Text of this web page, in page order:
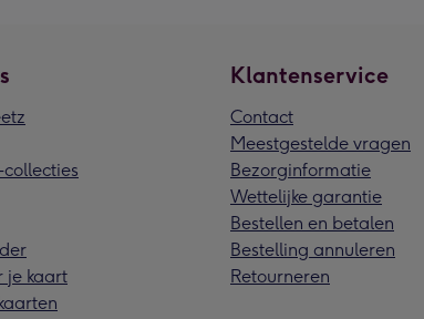
collecties
je kaart
Klantenservice
Contact
Meestgestelde vragen
Bezorginformatie
Wettelijke garantie
Bestellen en betalen
Bestelling annuleren
Retourneren